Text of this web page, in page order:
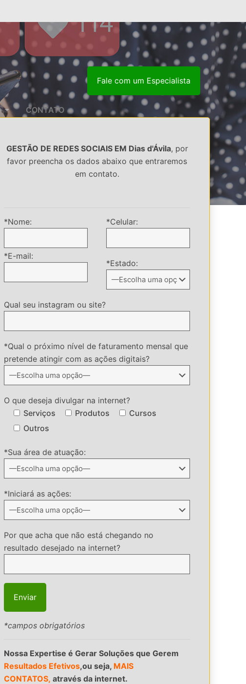
CONTATO
Fale com um Especialista
GESTÃO DE REDES SOCIAIS EM Dias d'Ávila, por
favor preencha os dados abaixo que entraremos
em contato.
*Nome:
*E-mail:
*Celular:
*Estado:
Qual seu instagram ou site?
*Qual o próximo nível de faturamento mensal que
pretende atingir com as ações digitais?
O que deseja divulgar na internet?
Serviços
Produtos
Cursos
Outros
*Sua área de atuação:
*Iniciará as ações:
Por que acha que não está chegando no
resultado desejado na internet?
*campos obrigatórios
Nossa Expertise é Gerar Soluções que Gerem
Resultados Efetivos,ou seja, MAIS
CONTATOS, através da internet.